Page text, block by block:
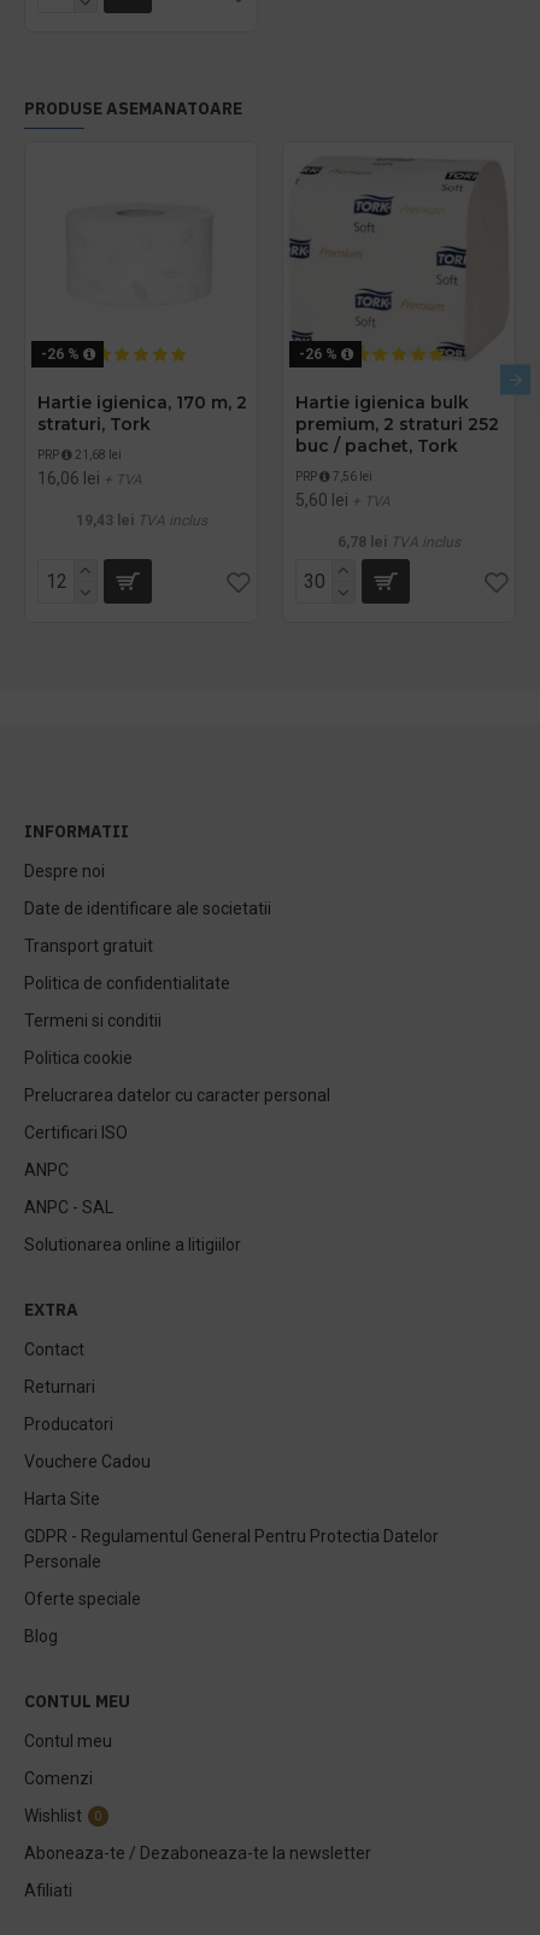
PRODUSE ASEMANATOARE
-26 %
Hartie igienica, 170 m, 2
straturi, Tork
PRP 21,68 lei
16,06 lei + TVA
19,43 lei TVA inclus
-26 %
Hartie igienica bulk
premium, 2 straturi 252
buc / pachet, Tork
PRP 7,56 lei
5,60 lei + TVA
6,78 lei TVA inclus
INFORMATII
Despre noi
Date de identificare ale societatii
Transport gratuit
Politica de confidentialitate
Termeni si conditii
Politica cookie
Prelucrarea datelor cu caracter personal
Certificari ISO
ANPC
ANPC - SAL
Solutionarea online a litigiilor
EXTRA
Contact
Returnari
Producatori
Vouchere Cadou
Harta Site
GDPR - Regulamentul General Pentru Protectia Datelor
Personale
Oferte speciale
Blog
CONTUL MEU
Contul meu
Comenzi
Wishlist
0
Aboneaza-te / Dezaboneaza-te la newsletter
Afiliati